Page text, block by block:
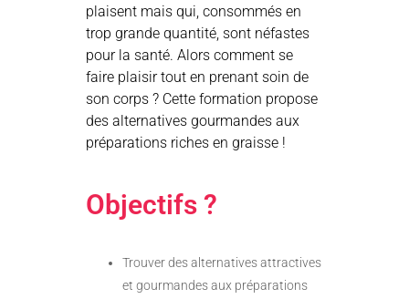
plaisent mais qui, consommés en
trop grande quantité, sont néfastes
pour la santé. Alors comment se
faire plaisir tout en prenant soin de
son corps ? Cette formation propose
des alternatives gourmandes aux
préparations riches en graisse !
Objectifs ?
Trouver des alternatives attractives
et gourmandes aux préparations